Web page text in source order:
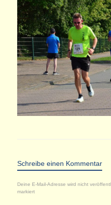
Schreibe einen Kommentar
Deine E-Mail-Adresse wird nicht
markiert